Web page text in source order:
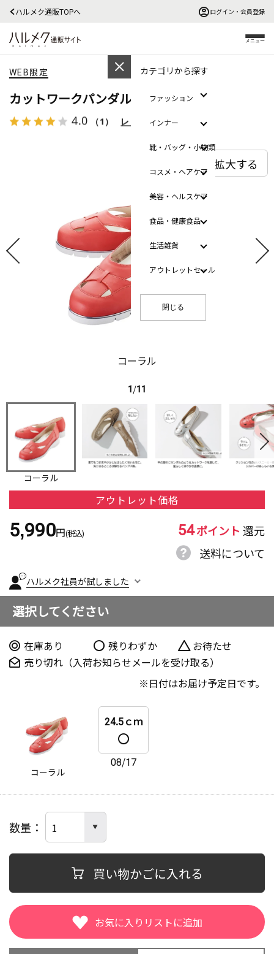
ハルメク通販TOPへ ログイン・会員登録
メニュー
カテゴリから探す
ファッション
インナー
靴・バッグ・小物類
コスメ・ヘアケア
美容・ヘルスケア
食品・健康食品
生活雑貨
アウトレットセール
閉じる
WEB限定
カットワークパンダル
4.0 （1） レビューを見る
コーラル
拡大する
1/11
コーラル
アウトレット価格
5,990円(税込) 54ポイント 還元
送料について
ハルメク社員が試しました
選択してください
在庫あり 残りわずか
お待たせ
売り切れ（入荷お知らせメールを受け取る）
日付はお届け予定日です。
コーラル
24.5ｃｍ
08/17
数量
買い物かごに入れる